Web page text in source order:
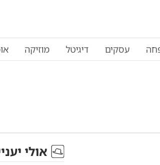
עסקים דיגיטל מוזיקה
אולי